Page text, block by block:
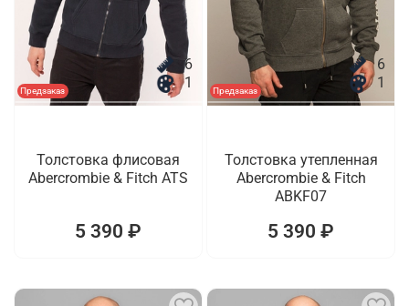
Предзаказ
6
1
Толстовка флисовая
Abercrombie & Fitch ATS
5 390 ₽
Предзаказ
6
1
Толстовка утепленная
Abercrombie & Fitch
ABKF07
5 390 ₽